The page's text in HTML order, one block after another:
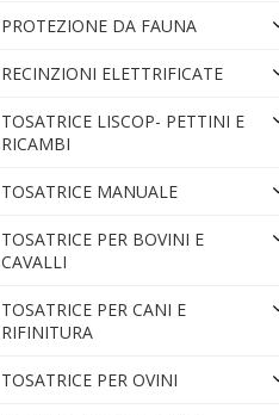
PROTEZIONE DA FAUNA
RECINZIONI ELETTRIFICATE
TOSATRICE LISCOP- PETTINI E
RICAMBI
TOSATRICE MANUALE
TOSATRICE PER BOVINI E
CAVALLI
TOSATRICE PER CANI E
RIFINITURA
TOSATRICE PER OVINI